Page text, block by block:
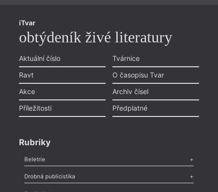
iTvar
obtýdeník živé literatury
Aktuální číslo
Ravt
Akce
Příležitosti
Tvárnice
O časopisu Tvar
Archiv čísel
Předplatné
Rubriky
Beletrie
Poezie,Próza,Dokumenty
Drobná publicistika